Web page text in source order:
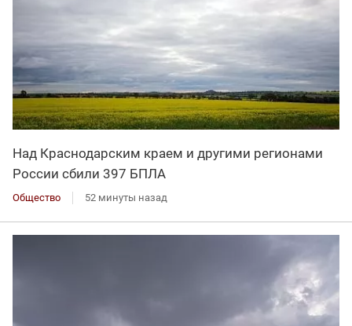
Над Краснодарским краем и другими регионами
России сбили 397 БПЛА
Общество 52 минуты назад